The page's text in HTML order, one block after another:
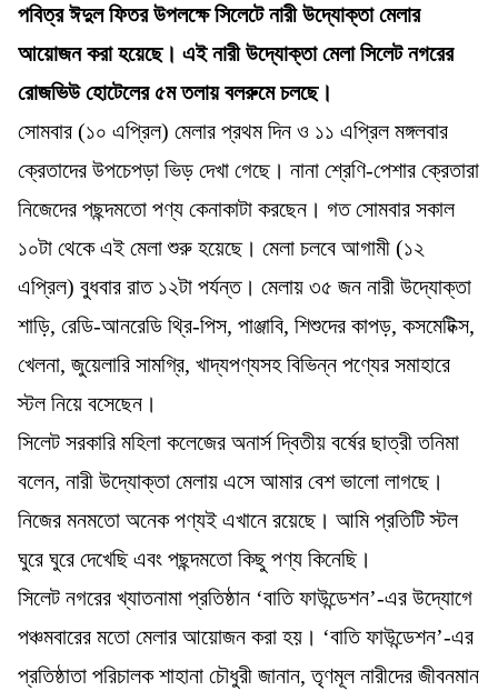
পবিত্র ঈদুল ফিতর উপলক্ষে সিলেটে নারী উদ্যোক্তা মেলার
আয়োজন করা হয়েছে। এই নারী উদ্যোক্তা মেলা সিলেট নগরের
রোজভিউ হোটেলের ৫ম তলায় বলরুমে চলছে।
সোমবার (১০ এপ্রিল) মেলার প্রথম দিন ও ১১ এপ্রিল মঙ্গলবার
ক্রেতাদের উপচেপড়া ভিড় দেখা গেছে। নানা শ্রেণি-পেশার ক্রেতারা
নিজেদের পছন্দমতো পণ্য কেনাকাটা করছেন। গত সোমবার সকাল
১০টা থেকে এই মেলা শুরু হয়েছে। মেলা চলবে আগামী (১২
এপ্রিল) বুধবার রাত ১২টা পর্যন্ত। মেলায় ৩৫ জন নারী উদ্যোক্তা
শাড়ি, রেডি-আনরেডি থ্রি-পিস, পাঞ্জাবি, শিশুদের কাপড়, কসমেটিক্স,
খেলনা, জুয়েলারি সামগ্রি, খাদ্যপণ্যসহ বিভিন্ন পণ্যের সমাহারে
স্টল নিয়ে বসেছেন।
সিলেট সরকারি মহিলা কলেজের অনার্স দ্বিতীয় বর্ষের ছাত্রী তনিমা
বলেন, নারী উদ্যোক্তা মেলায় এসে আমার বেশ ভালো লাগছে।
নিজের মনমতো অনেক পণ্যই এখানে রয়েছে। আমি প্রতিটি স্টল
ঘুরে ঘুরে দেখেছি এবং পছন্দমতো কিছু পণ্য কিনেছি।
সিলেট নগরের খ্যাতনামা প্রতিষ্ঠান ‘বাতি ফাউন্ডেশন’-এর উদ্যোগে
পঞ্চমবারের মতো মেলার আয়োজন করা হয়। ‘বাতি ফাউন্ডেশন’-এর
প্রতিষ্ঠাতা পরিচালক শাহানা চৌধুরী জানান, তৃণমূল নারীদের জীবনমান